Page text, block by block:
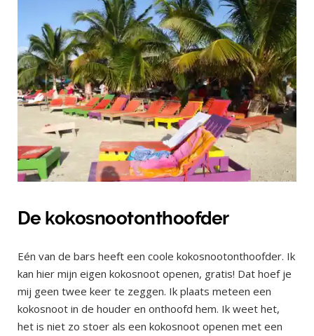
De kokosnootonthoofder
Eén van de bars heeft een coole kokosnootonthoofder. Ik
kan hier mijn eigen kokosnoot openen, gratis! Dat hoef je
mij geen twee keer te zeggen. Ik plaats meteen een
kokosnoot in de houder en onthoofd hem. Ik weet het,
het is niet zo stoer als een kokosnoot openen met een